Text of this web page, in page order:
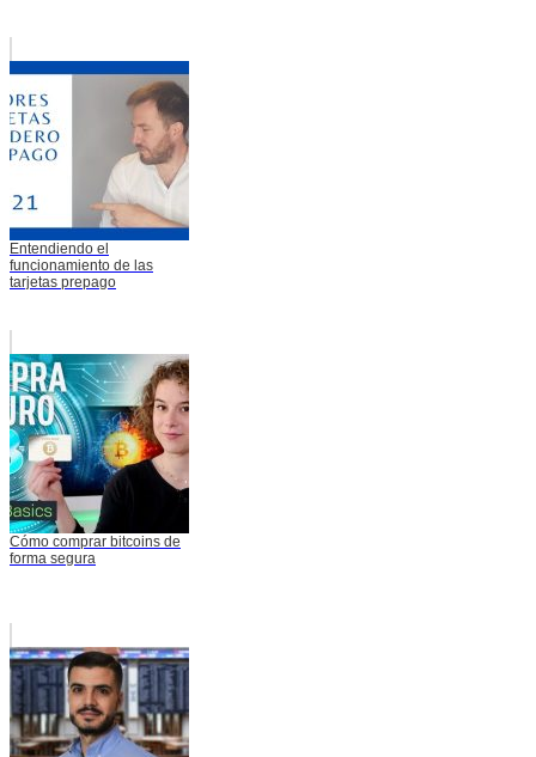
Entendiendo el
funcionamiento de las
tarjetas prepago
Cómo comprar bitcoins de
forma segura